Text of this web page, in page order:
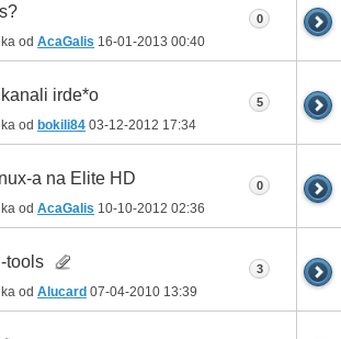
od AcaGalis 16-01-2013 00:40
0
irde*o
od bokili84 03-12-2012 17:34
5
a na Elite HD
od AcaGalis 10-10-2012 02:36
0
tools
od Alucard 07-04-2010 13:39
3